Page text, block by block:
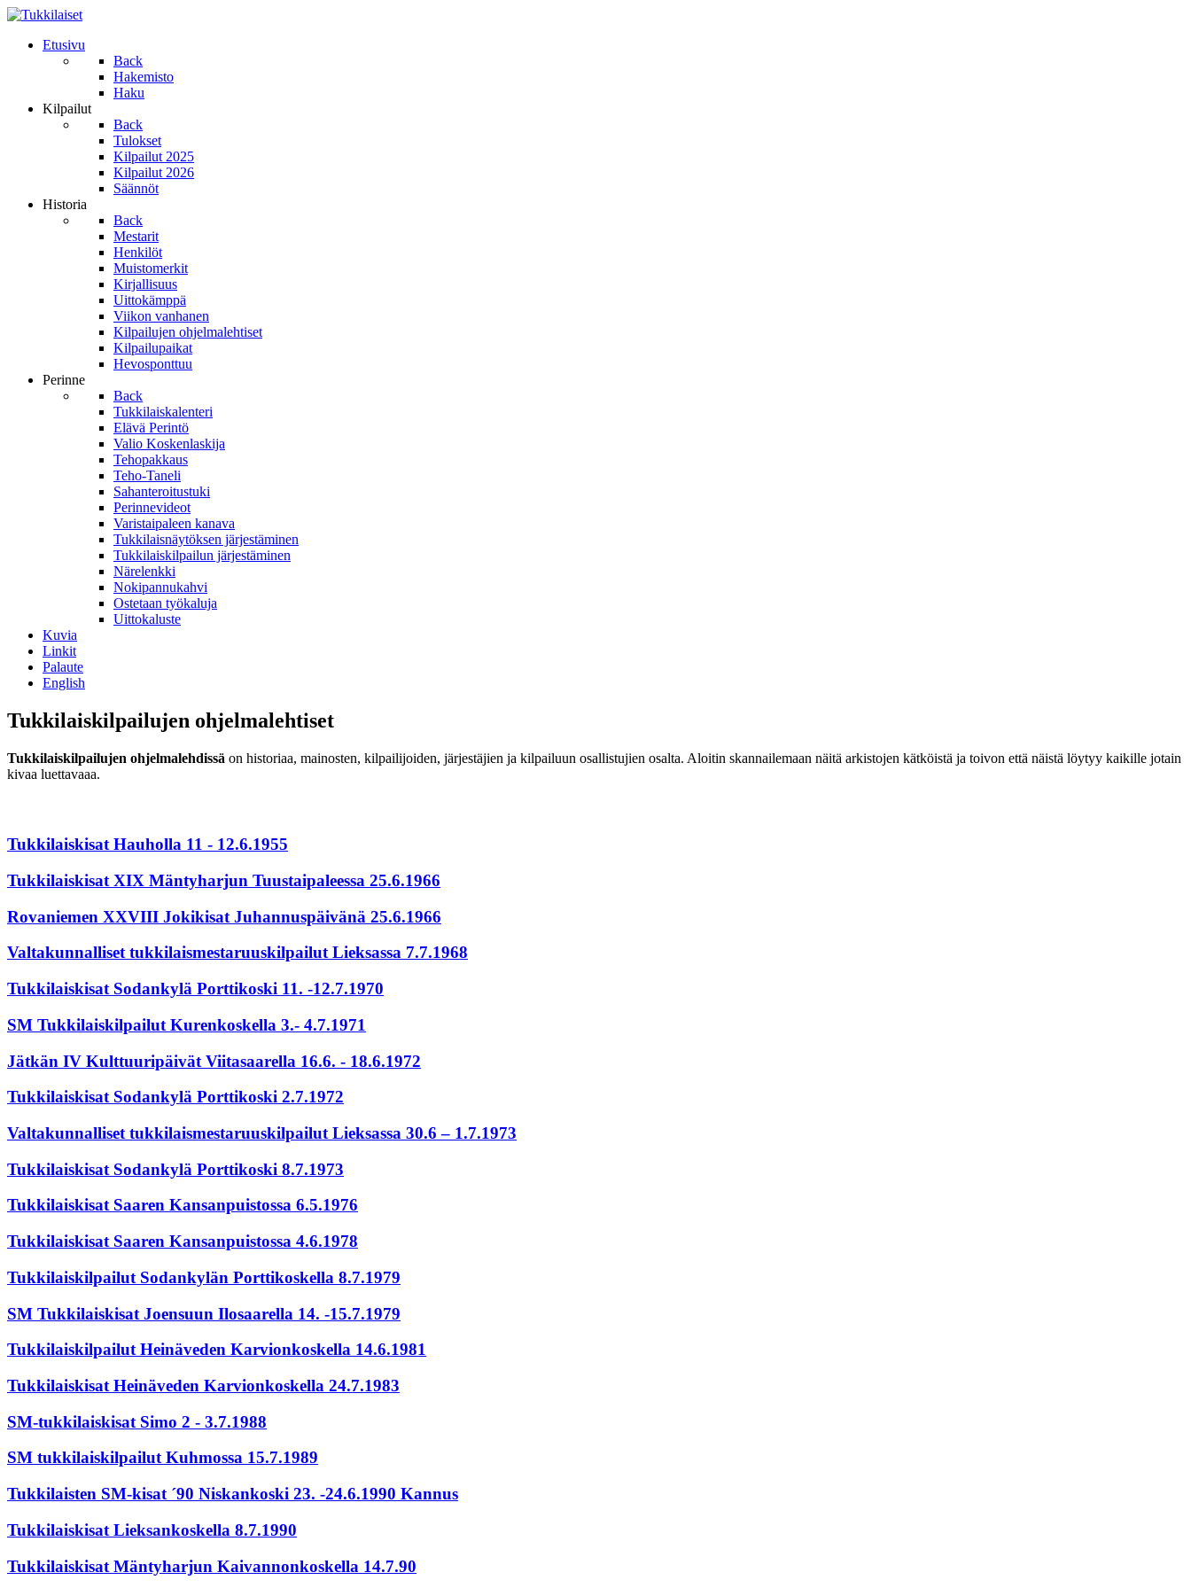
Etusivu
Back
Hakemisto
Haku
Kilpailut
Back
Tulokset
Kilpailut 2025
Kilpailut 2026
Säännöt
Historia
Back
Mestarit
Henkilöt
Muistomerkit
Kirjallisuus
Uittokämppä
Viikon vanhanen
Kilpailujen ohjelmalehtiset
Kilpailupaikat
Hevosponttuu
Perinne
Back
Tukkilaiskalenteri
Elävä Perintö
Valio Koskenlaskija
Tehopakkaus
Teho-Taneli
Sahanteroitustuki
Perinnevideot
Varistaipaleen kanava
Tukkilaisnäytöksen järjestäminen
Tukkilaiskilpailun järjestäminen
Närelenkki
Nokipannukahvi
Ostetaan työkaluja
Uittokaluste
Kuvia
Linkit
Palaute
English
Tukkilaiskilpailujen ohjelmalehtiset
Tukkilaiskilpailujen ohjelmalehdissä on historiaa, mainosten, kilpailijoiden, järjestäjien ja kilpailuun osallistujien osalta. Aloitin skannailemaan näitä arkistojen kätköistä ja toivon että näistä löytyy kaikille jotain
kivaa luettavaaa.
Tukkilaiskisat Hauholla 11 - 12.6.1955
Tukkilaiskisat XIX Mäntyharjun Tuustaipaleessa 25.6.1966
Rovaniemen XXVIII Jokikisat Juhannuspäivänä 25.6.1966
Valtakunnalliset tukkilaismestaruuskilpailut Lieksassa 7.7.1968
Tukkilaiskisat Sodankylä Porttikoski 11. -12.7.1970
SM Tukkilaiskilpailut Kurenkoskella 3.- 4.7.1971
Jätkän IV Kulttuuripäivät Viitasaarella 16.6. - 18.6.1972
Tukkilaiskisat Sodankylä Porttikoski 2.7.1972
Valtakunnalliset tukkilaismestaruuskilpailut Lieksassa 30.6 – 1.7.1973
Tukkilaiskisat Sodankylä Porttikoski 8.7.1973
Tukkilaiskisat Saaren Kansanpuistossa 6.5.1976
Tukkilaiskisat Saaren Kansanpuistossa 4.6.1978
Tukkilaiskilpailut Sodankylän Porttikoskella 8.7.1979
SM Tukkilaiskisat Joensuun Ilosaarella 14. -15.7.1979
Tukkilaiskilpailut Heinäveden Karvionkoskella 14.6.1981
Tukkilaiskisat Heinäveden Karvionkoskella 24.7.1983
SM-tukkilaiskisat Simo 2 - 3.7.1988
SM tukkilaiskilpailut Kuhmossa 15.7.1989
Tukkilaisten SM-kisat ´90 Niskankoski 23. -24.6.1990 Kannus
Tukkilaiskisat Lieksankoskella 8.7.1990
Tukkilaiskisat Mäntyharjun Kaivannonkoskella 14.7.90